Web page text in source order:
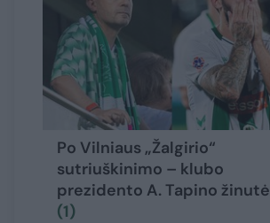
Po Vilniaus „Žalgirio“
sutriuškinimo – klubo
prezidento A. Tapino žinutė
(1)